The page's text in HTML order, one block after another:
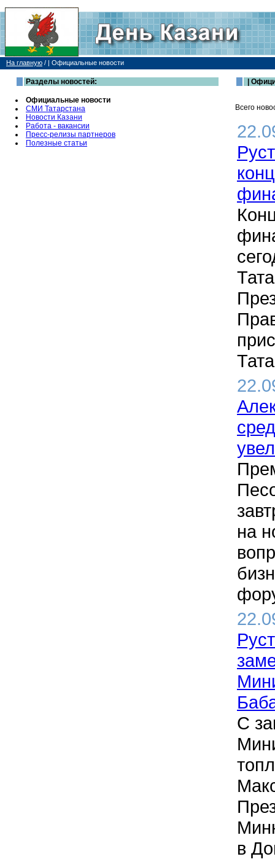
На главную / | Официальные новости
Разделы новостей:
Официальные новости
СМИ Татарстана
Новости Казани
Работа - вакансии
Пресс-релизы партнеров
Полезные статьи
|
Всего
на
С
в